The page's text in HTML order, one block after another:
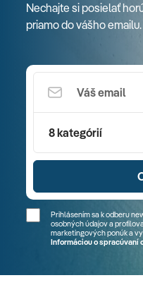
Nechajte si posielať
priamo do vášho emailu.
8 kategórií
Prihlásením sa k odberu
osobných údajov a
marketingových ponúk a
Informáciou o spracúvaní